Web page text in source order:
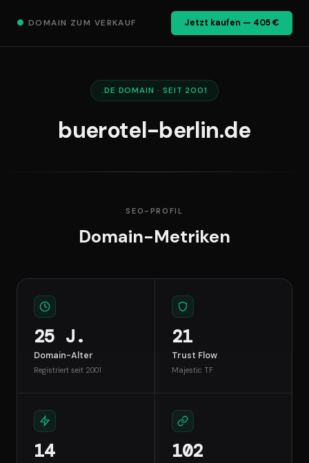
● DOMAIN ZUM VERKAUF Jetzt kaufen — 405 €
.DE DOMAIN · SEIT 2001
buerotel-berlin.de
SEO-PROFIL
Domain-Metriken
25 J.
Domain-Alter
Registriert seit 2001
21
Trust Flow
Majestic TF
14 102